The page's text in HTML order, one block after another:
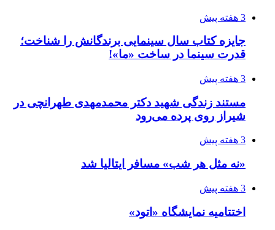
3 هفته پیش
جایزه کتاب سال سینمایی برندگانش را شناخت؛
قدرت سینما در ساخت «ما»!
3 هفته پیش
مستند زندگی شهید دکتر محمدمهدی طهرانچی در
شیراز روی پرده می‌رود
3 هفته پیش
«نه مثل هر شب» مسافر ایتالیا شد
3 هفته پیش
اختتامیه نمایشگاه «اتود»